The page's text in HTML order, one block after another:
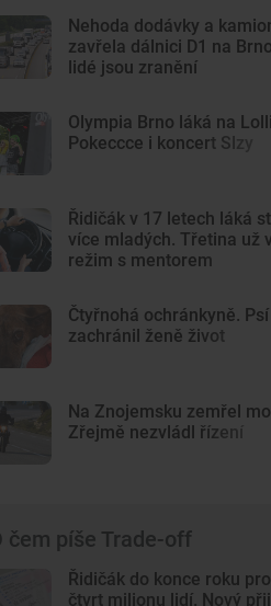
Nehoda dodávky a
zavřela dálnici D1 na
lidé jsou zranění
Olympia Brno láká na
Pokeccce i koncert Slzy
Řidičák v 17 letech láká
více mladých. Třetina už
režim s mentorem
Čtyřnohá ochránkyně.
zachránil ženě život
Na Znojemsku zemřel
Zřejmě nezvládl řízení
čem píše Trade-off
Řidičák do konce roku
čtvrt milionu lidí. Nový